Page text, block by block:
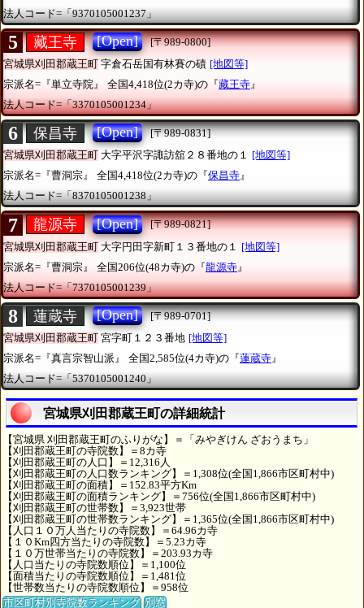
法人コード=「9370105001237」
5 藏王寺 [Open]
[〒989-0800]
宮城県刈田郡蔵王町 字倉石岳国有林賽の磧 [地図等]
宗派名=『単立寺院』
全国4,418位(2カ寺)の『藏王寺』
法人コード=「3370105001234」
6 保昌寺 [Open]
[〒989-0831]
宮城県刈田郡蔵王町 大字平沢字諏訪舘２８番地の１ [地図等]
宗派名=『曹洞宗』
全国4,418位(2カ寺)の『保昌寺』
法人コード=「8370105001238」
7 龍源寺 [Open]
[〒989-0821]
宮城県刈田郡蔵王町 大字円田字新町１３番地の１
[地図等]
宗派名=『曹洞宗』
全国206位(48カ寺)の『龍源寺 』
法人コード=「7370105001239」
8 蓮蔵寺 [Open]
[〒989-0701]
宮城県刈田郡蔵王町 宮字町１２３番地 [地図等]
宗派名=『真言宗智山派』
全国2,585位(4カ寺)の『蓮蔵寺』
法人コード=「5370105001240」
宮城県刈田郡蔵王町の詳細統計
【宮城県 刈田郡蔵王町のふりがな】＝「みやぎけん ざおうまち」
【刈田郡蔵王町の寺院数】＝8カ寺
【刈田郡蔵王町の人口】＝12,316人
【刈田郡蔵王町の人口数ランキング】＝1,308位(全国1,866市区町村中)
【刈田郡蔵王町の面積】＝152.83平方Km
【刈田郡蔵王町の面積ランキング】＝756位(全国1,866市区町村中)
【刈田郡蔵王町の世帯数】＝3,923世帯
【刈田郡蔵王町の世帯数ランキング】＝1,365位(全国1,866市区町村中)
【人口１０万人当たりの寺院数】＝64.96カ寺
【１０Km四方当たりの寺院数】＝5.23カ寺
【１０万世帯当たりの寺院数】＝203.93カ寺
【人口当たりの寺院数順位】＝1,100位
【面積当たりの寺院数順位】＝1,481位
【世帯数当たりの寺院数順位】＝958位
市区町村別寺院数ランキング 別窓